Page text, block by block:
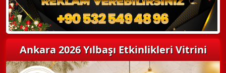
Ankara 2026 Yılbaşı Etkinlikleri Vitrini